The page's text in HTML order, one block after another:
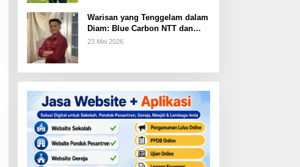
Warisan yang Tenggelam dalam
Diam: Blue Carbon NTT dan
Janji Ekonomi yang Belum
23 Mei 2026